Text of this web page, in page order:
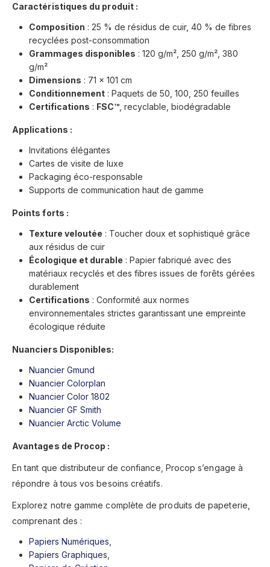
Caractéristiques du produit :
Composition : 25 % de résidus de cuir, 40 % de fibres
recyclées post-consommation
Grammages disponibles : 120 g/m², 250 g/m², 380
g/m²
Dimensions : 71 x 101 cm
Conditionnement : Paquets de 50, 100, 250 feuilles
Certifications : FSC™ , recyclable, biodégradable
Applications :
Invitations élégantes
Cartes de visite de luxe
Packaging éco-responsable
Supports de communication haut de gamme
Points forts :
Texture veloutée : Toucher doux et sophistiqué grâce
aux résidus de cuir
Écologique et durable : Papier fabriqué avec des
matériaux recyclés et des fibres issues de forêts gérées
durablement
Certifications : Conformité aux normes
environnementales strictes garantissant une empreinte
écologique réduite
Nuanciers Disponibles:
Nuancier Gmund
Nuancier Colorplan
Nuancier Color 1802
Nuancier GF Smith
Nuancier Arctic Volume
Avantages de Procop :
En tant que distributeur de confiance, Procop s’engage à
répondre à tous vos besoins créatifs.
Explorez notre gamme complète de produits de papeterie,
comprenant des :
Papiers Numériques,
Papiers Graphiques